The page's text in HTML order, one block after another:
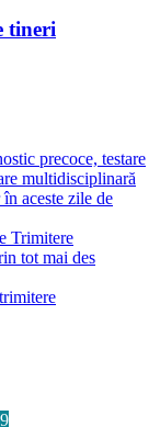
tineri
precoce, testare
multidisciplinară
aceste zile de
Trimitere
tot mai des